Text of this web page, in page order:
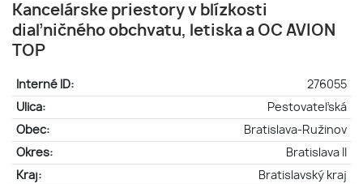
Kancelárske priestory v blízkosti
diaľničného obchvatu, letiska a OC AVION
TOP
Interné ID:
276055
Ulica:
Pestovateľská
Obec:
Bratislava-Ružinov
Okres:
Bratislava II
Kraj:
Bratislavský kraj